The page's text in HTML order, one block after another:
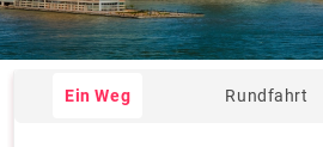
Ein Weg Rundfahrt